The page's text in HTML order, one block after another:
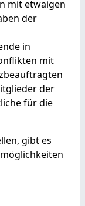
mit etwaigen
der
in
mit
der
für die
gibt es